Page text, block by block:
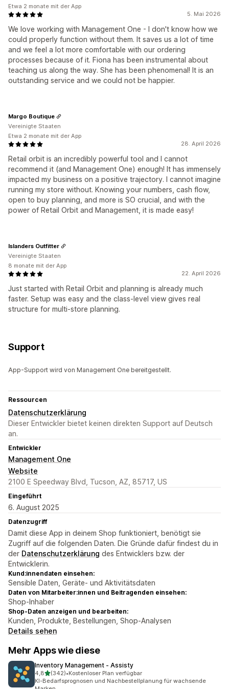
5. Mai 2026
We love working with Management One - I don't know how we
could properly function without them. It saves us a lot of time
and we feel a lot more comfortable with our ordering
processes because of it. Fiona has been instrumental about
teaching us along the way. She has been phenomenal! It is an
outstanding service and we could not be happier.
Etwa 2 monate mit der App
28. April 2026
Retail orbit is an incredibly powerful tool and I cannot
recommend it (and Management One) enough! It has immensely
impacted my business on a positive trajectory. I cannot imagine
running my store without. Knowing your numbers, cash flow,
open to buy planning, and more is SO crucial, and with the
power of Retail Orbit and Management, it is made easy!
Margo Boutique
Vereinigte Staaten
Etwa 2 monate mit der App
22. April 2026
Just started with Retail Orbit and planning is already much
faster. Setup was easy and the class-level view gives real
structure for multi-store planning.
Islanders Outfitter
Vereinigte Staaten
8 monate mit der App
Support
App-Support wird von Management One bereitgestellt.
Ressourcen
Datenschutzerklärung
Dieser Entwickler bietet keinen direkten Support auf Deutsch
an.
Entwickler
Management One
Website
2100 E Speedway Blvd, Tucson, AZ, 85717, US
Eingeführt
6. August 2025
Datenzugriff
Damit diese App in deinem Shop funktioniert, benötigt sie
Zugriff auf die folgenden Daten. Die Gründe dafür findest du in
der Datenschutzerklärung des Entwicklers bzw. der
Entwicklerin.
Kund:innendaten einsehen:
Sensible Daten, Geräte- und Aktivitätsdaten
Daten von Mitarbeiter:innen und Beitragenden einsehen:
Shop-Inhaber
Shop-Daten anzeigen und bearbeiten:
Kunden, Produkte, Bestellungen, Shop-Analysen
Details sehen
Mehr Apps wie diese
Inventory Management ‑ Assisty
4,8von 5 Sternen
(342)
342 Rezensionen insgesamt
•Kostenloser Plan verfügbar
KI-Bedarfsprognosen und Nachbestellplanung für wachsende